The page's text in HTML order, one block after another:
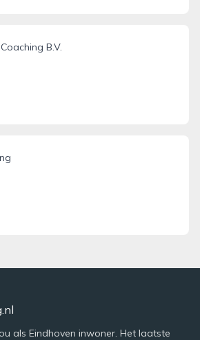
B.V.
als Eindhoven inwoner. Het laatste